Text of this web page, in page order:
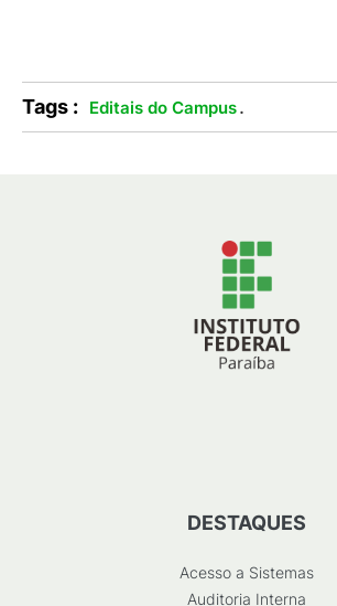
Tags : Editais do Campus.
DESTAQUES
Acesso a Sistemas
Auditoria Interna